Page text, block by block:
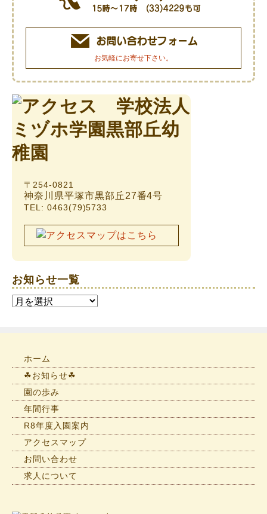
お気軽にお寄せ下さい。
〒254-0821
神奈川県平塚市黒部丘27番4号
TEL: 0463(79)5733
お知らせ一覧
お
ホーム
☘お知らせ☘
園の歩み
年間行事
R8年度入園案内
アクセスマップ
お問い合わせ
求人について